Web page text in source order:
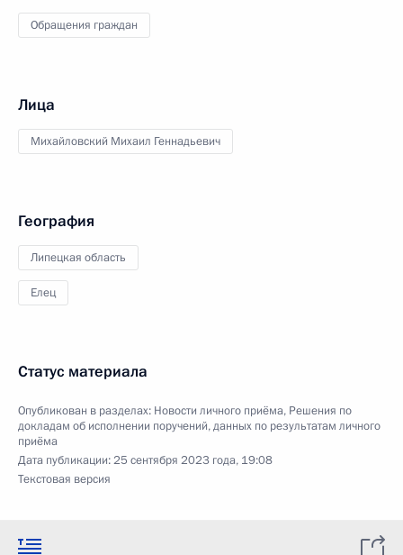
Обращения граждан
Лица
Михайловский Михаил Геннадьевич
География
Липецкая область
Елец
Статус материала
Опубликован в разделах: Новости личного приёма, Решения по
докладам об исполнении поручений, данных по результатам личного
приёма
Дата публикации:25 сентября 2023 года, 19:08
Текстовая версия